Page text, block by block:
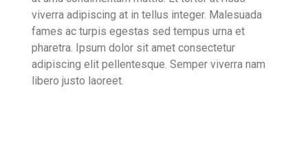
viverra adipiscing at in tellus integer. Malesuada
fames ac turpis egestas sed tempus urna et
pharetra. Ipsum dolor sit amet consectetur
adipiscing elit pellentesque. Semper viverra nam
libero justo laoreet.